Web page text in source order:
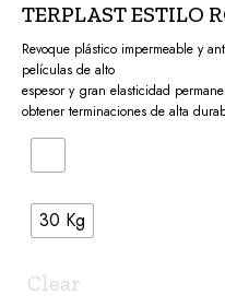
TERPLAST ESTILO
Revoque plástico impermeable y
películas de alto
espesor y gran elasticidad
obtener terminaciones de alta
30 Kg
Clear